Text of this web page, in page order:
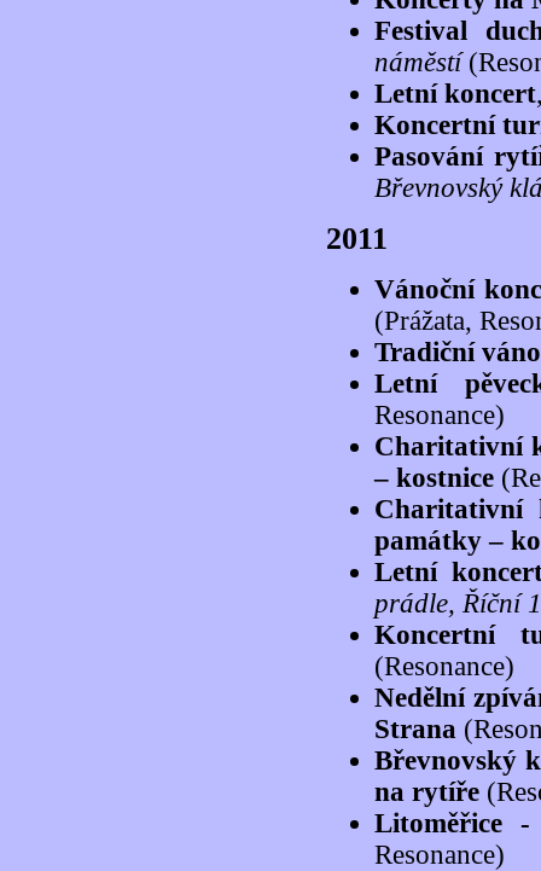
Festival
náměstí
Letní koncert
Koncertní
Pasování
Břevnovský
2011
Vánoční
(Prážata,
Tradiční
Letní
Resonance)
Charitativní
– kostnice
Charitativní
památky –
Letní
prádle, Říční 1
Koncertní
(Resonance)
Nedělní
Strana
Břevnovský
na rytíře
Litoměřice
Resonance)